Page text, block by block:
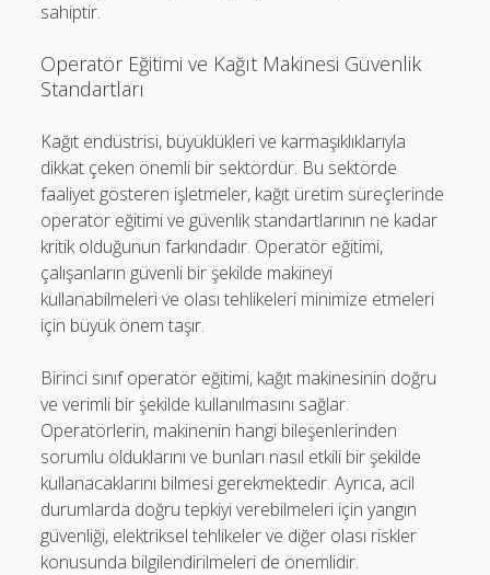
sahiptir.
Operatör Eğitimi ve Kağıt Makinesi Güvenlik
Standartları
Kağıt endüstrisi, büyüklükleri ve karmaşıklıklarıyla
dikkat çeken önemli bir sektördür. Bu sektörde
faaliyet gösteren işletmeler, kağıt üretim süreçlerinde
operatör eğitimi ve güvenlik standartlarının ne kadar
kritik olduğunun farkındadır. Operatör eğitimi,
çalışanların güvenli bir şekilde makineyi
kullanabilmeleri ve olası tehlikeleri minimize etmeleri
için büyük önem taşır.
Birinci sınıf operatör eğitimi, kağıt makinesinin doğru
ve verimli bir şekilde kullanılmasını sağlar.
Operatörlerin, makinenin hangi bileşenlerinden
sorumlu olduklarını ve bunları nasıl etkili bir şekilde
kullanacaklarını bilmesi gerekmektedir. Ayrıca, acil
durumlarda doğru tepkiyi verebilmeleri için yangın
güvenliği, elektriksel tehlikeler ve diğer olası riskler
konusunda bilgilendirilmeleri de önemlidir.